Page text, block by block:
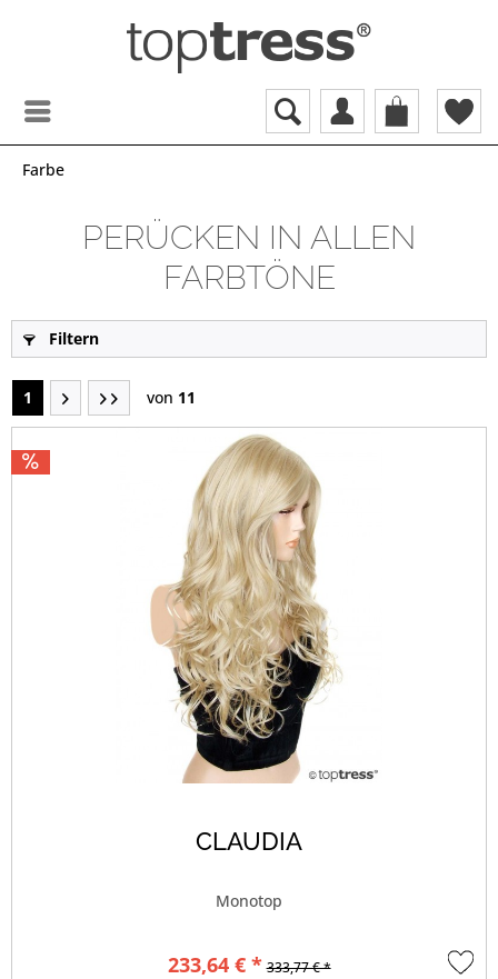
Farbe
PERÜCKEN IN ALLEN
FARBTÖNE
Filtern
1 von 11
CLAUDIA
Monotop
233,64 € * 333,77 € *